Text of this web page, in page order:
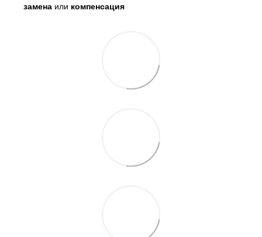
замена или компенсация